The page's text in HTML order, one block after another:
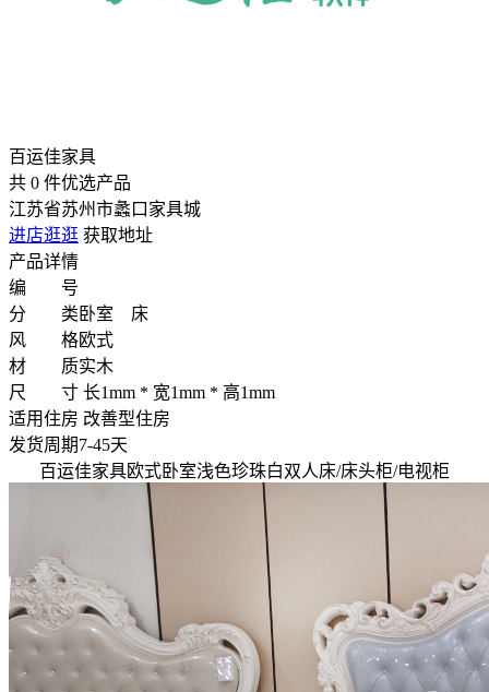
百运佳家具
共 0 件优选产品
江苏省苏州市蠡口家具城
进店逛逛 获取地址
产品详情
编 号
分 类卧室 床
风 格欧式
材 质实木
尺 寸 长1mm * 宽1mm * 高1mm
适用住房 改善型住房
发货周期7-45天
百运佳家具欧式卧室浅色珍珠白双人床/床头柜/电视柜